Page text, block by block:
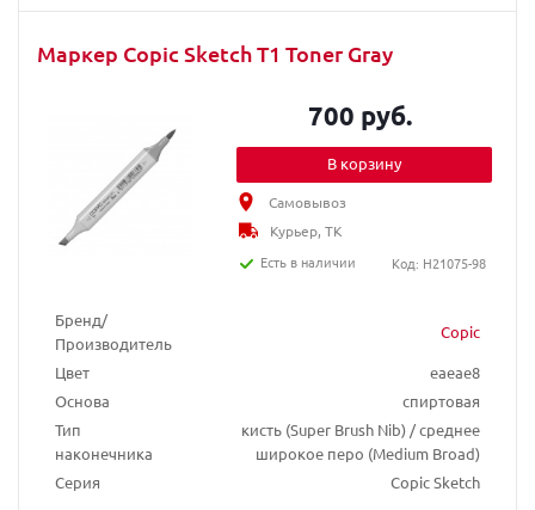
Маркер Copic Sketch T1 Toner Gray
Бренд/
Производитель
Copic
Цвет
eaeae8
Основа
спиртовая
Тип
наконечника
кисть (Super Brush Nib) / среднее
широкое перо (Medium Broad)
Серия
Copic Sketch
700 руб.
В корзину
Самовывоз
Курьер, ТК
Есть в наличии
Код: H21075-98